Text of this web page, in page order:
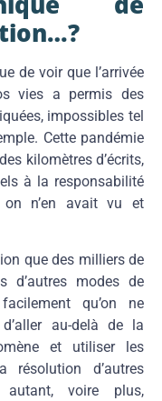
de voir que l’arrivée
vies a permis des
impossibles tel
Cette pandémie
kilomètres d’écrits,
à la responsabilité
on n’en avait vu et
que des milliers de
d’autres modes de
qu’on ne
au-delà de la
et utiliser les
d’autres
autant, voire plus,